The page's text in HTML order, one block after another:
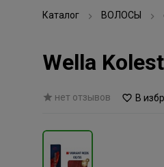
Каталог ВОЛОСЫ
Wella
нет отзывов В